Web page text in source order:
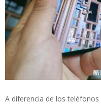
A diferencia de los